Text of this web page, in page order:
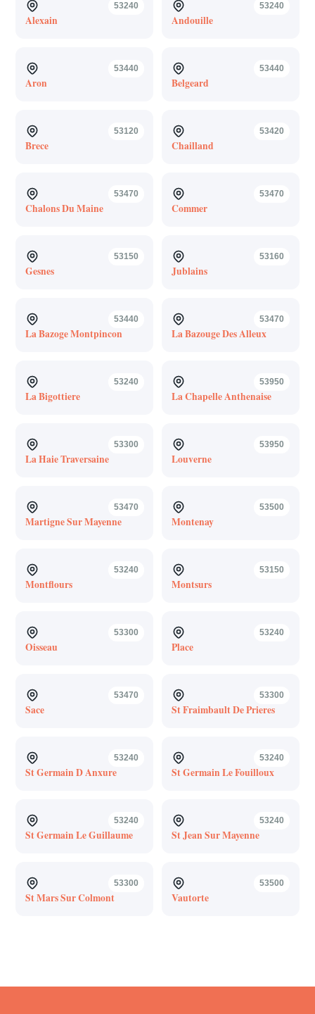
53240
Alexain
53240
Andouille
53440
Aron
53440
Belgeard
53120
Brece
53420
Chailland
53470
Chalons Du Maine
53470
Commer
53150
Gesnes
53160
Jublains
53440
La Bazoge Montpincon
53470
La Bazouge Des Alleux
53240
La Bigottiere
53950
La Chapelle Anthenaise
53300
La Haie Traversaine
53950
Louverne
53470
Martigne Sur Mayenne
53500
Montenay
53240
Montflours
53150
Montsurs
53300
Oisseau
53240
Place
53470
Sace
53300
St Fraimbault De Prieres
53240
St Germain D Anxure
53240
St Germain Le Fouilloux
53240
St Germain Le Guillaume
53240
St Jean Sur Mayenne
53300
St Mars Sur Colmont
53500
Vautorte